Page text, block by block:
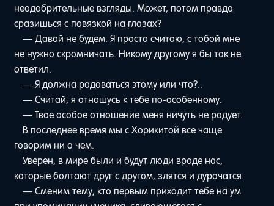
неодобрительные взгляды. Может, потом правда
сразишься с повязкой на глазах?
— Давай не будем. Я просто считаю, с тобой мне
не нужно скромничать. Никому другому я бы так не
ответил.
— Я должна радоваться этому или что?..
— Считай, я отношусь к тебе по-особенному.
— Твое особое отношение меня ничуть не радует.
В последнее время мы с Хорикитой все чаще
говорим ни о чем.
Уверен, в мире были и будут люди вроде нас,
которые болтают друг с другом, злятся и дурачатся.
— Сменим тему, кто первым приходит тебе на ум